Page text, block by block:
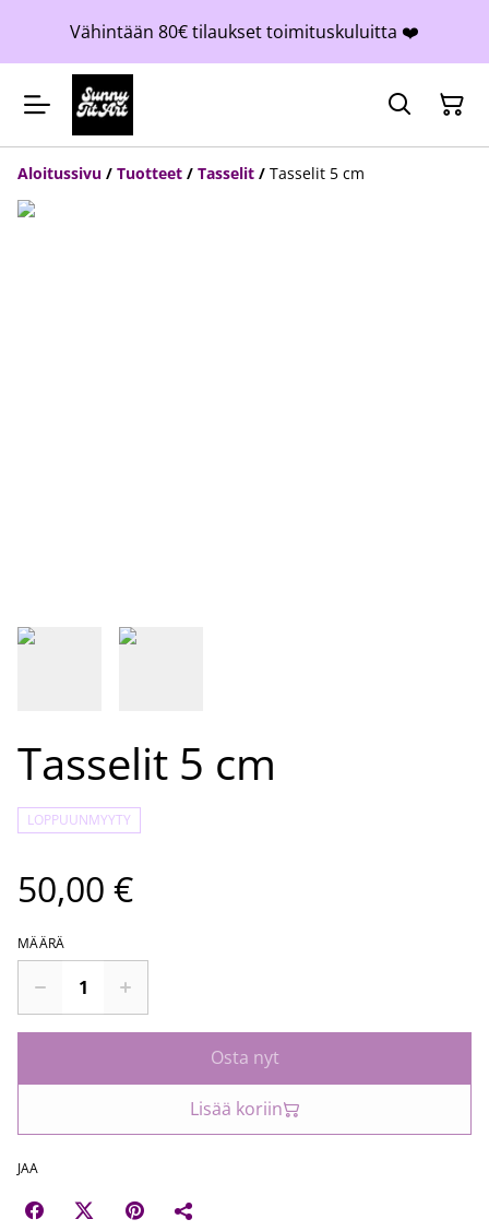
Vähintään 80€ tilaukset toimituskuluitta ❤️
Aloitussivu / Tuotteet / Tasselit / Tasselit 5 cm
Tasselit 5 cm
LOPPUUNMYYTY
50,00 €
MÄÄRÄ
Osta nyt
Lisää koriin
JAA